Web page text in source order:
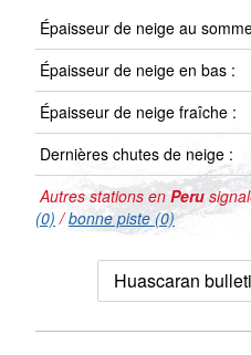
Épaisseur de neige au
Épaisseur de neige en bas :
Épaisseur de neige fraîche :
Dernières chutes de neige :
Autres stations en Peru
(0) /bonne piste (0)
Huascaran